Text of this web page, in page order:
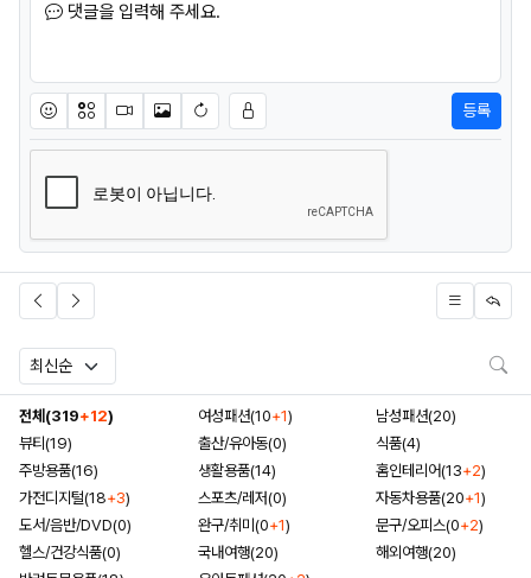
댓글을 입력해 주세요.
이모티콘아이콘동영상이미지새댓글 작성
등록
전체(319+12) 여성패션(10+1)
남성패션(20)
뷰티(19)
출산/유아동(0)
식품(4)
주방용품(16)
생활용품(14) 홈인테리어(13+2)
가전디지털(18+3) 스포츠/레저(0) 자동차용품(20+1)
도서/음반/DVD(0)
완구/취미(0+1) 문구/오피스(0+2)
헬스/건강식품(0)
국내여행(20)
해외여행(20)